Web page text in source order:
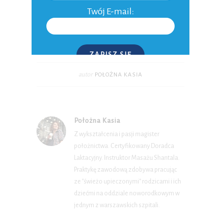
autor POŁOŻNA KASIA
Położna Kasia
Z wykształcenia i pasji magister
położnictwa. Certyfikowany Doradca
Laktacyjny. Instruktor Masażu Shantala.
Praktykę zawodową zdobywa pracując
ze "świeżo upieczonymi" rodzicami i ich
dziećmi na oddziale noworodkowym w
jednym z warszawskich szpitali.
Twój E-mail:
ZAPISZ SIĘ